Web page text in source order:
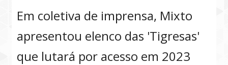
Em coletiva de imprensa, Mixto
apresentou elenco das 'Tigresas'
que lutará por acesso em 2023